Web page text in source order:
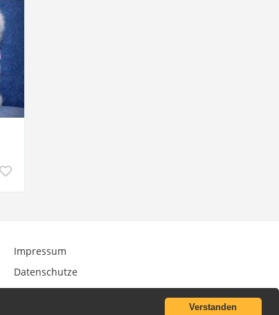
Verstanden
Impressum
Datenschutze